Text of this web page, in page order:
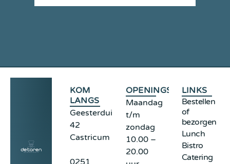
KOM
LANGS
Geesterduinweg
42
Castricum
0251
OPENINGSTIJDEN
Maandag
t/m
zondag
10.00 –
20.00
LINKS
Bestellen
of
bezorgen
Lunch
Bistro
Catering